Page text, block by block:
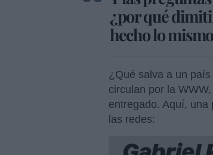
¿por qué
hecho lo
¿Qué salva a un
circulan por la
entregado. Aquí, una
las redes: